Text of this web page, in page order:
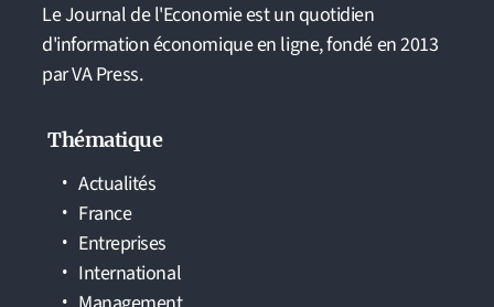
Le Journal de l'Economie est un quotidien
d'information économique en ligne, fondé en 2013
par VA Press.
Thématique
Actualités
France
Entreprises
International